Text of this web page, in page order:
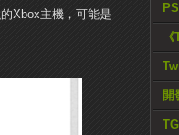
開
Xbox主機，可能是